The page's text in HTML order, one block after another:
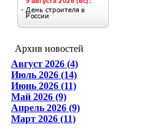
Архив новостей
Август 2026 (4)
Июль 2026 (14)
Июнь 2026 (11)
Май 2026 (9)
Апрель 2026 (9)
Март 2026 (11)